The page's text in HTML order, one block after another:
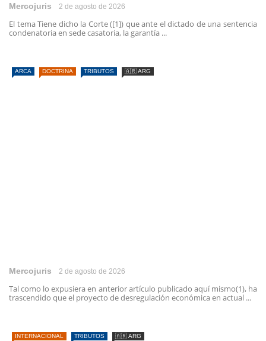
Mercojuris 2 de agosto de 2026
El tema Tiene dicho la Corte ([1]) que ante el dictado de una sentencia
condenatoria en sede casatoria, la garantía ...
ARCA DOCTRINA TRIBUTOS 🇦🇷 ARG
Mercojuris 2 de agosto de 2026
Tal como lo expusiera en anterior artículo publicado aquí mismo(1), ha
trascendido que el proyecto de desregulación económica en actual ...
INTERNACIONAL TRIBUTOS 🇦🇷 ARG